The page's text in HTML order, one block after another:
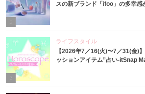
スの新ブランド「ifoo」の多幸感
3
ライフスタイル
【2026年7／16(火)〜7／31(金)
ッションアイテム”占い-itSnap